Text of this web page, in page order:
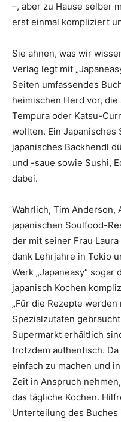
–, aber zu Hause selber
erst einmal kompliziert
Sie ahnen, was wir
Verlag legt mit
Seiten umfassendes
heimischen Herd vor,
Tempura oder Katsu-
wollten. Ein
japanisches Backhendl
und -saue sowie Sushi,
dabei.
Wahrlich, Tim Anderson,
japanischen Soulfood-
der mit seiner Frau
dank Lehrjahre in Tokio
Werk „Japaneasy“
japanisch Kochen
„Für die Rezepte
Spezialzutaten
Supermarkt erhältlich
trotzdem authentisch.
einfach zu machen und
Zeit in Anspruch
das tägliche Kochen.
Unterteilung des